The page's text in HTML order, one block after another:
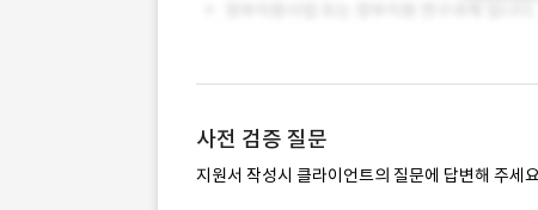
사전 검증 질문
지원서 작성시 클라이언트의 질문에 답변해 주세